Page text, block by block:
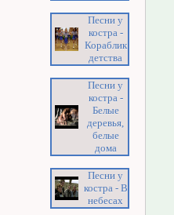
Песни у
костра -
Кораблик
детства
Песни у
костра -
Белые
деревья,
белые
дома
Песни у
костра - В
небесах